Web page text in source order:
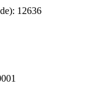
12636